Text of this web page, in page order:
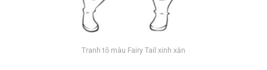
Tranh tô màu Fairy Tail xinh xắn